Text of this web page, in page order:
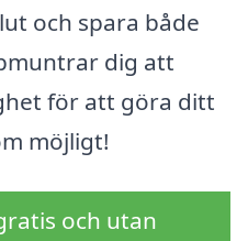
och spara både
dig att
för att göra ditt
möjligt!
och utan